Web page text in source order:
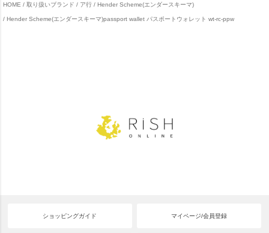
HOME 取り扱いブランド ア行 Hender Scheme(エンダースキーマ)
Hender Scheme(エンダースキーマ)passport wallet パスポートウォレット wt-rc-ppw
ショッピングガイド マイページ/会員登録